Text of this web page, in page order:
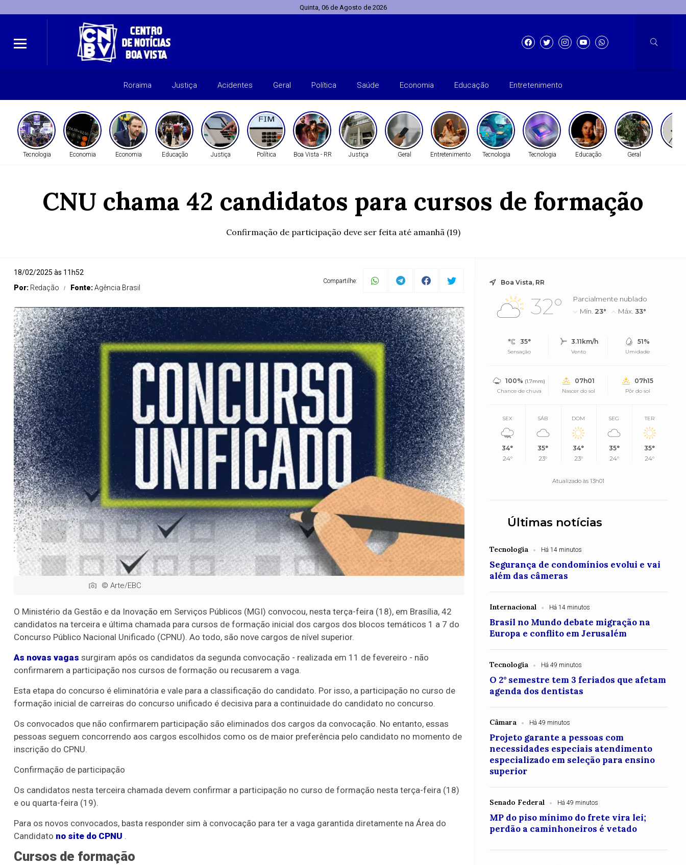
Quinta, 06 de Agosto de 2026
Roraima Justiça Acidentes Geral Política Saúde Economia Educação Entretenimento
Tecnologia Economia Economia Educação Justiça Política Boa Vista - RR Justiça Geral Entretenimento Tecnologia Tecnologia Educação Geral
CNU chama 42 candidatos para cursos de formação
Confirmação de participação deve ser feita até amanhã (19)
18/02/2025 às 11h52
Por: Redação Fonte:Agência Brasil
Compartilhe:
© Arte/EBC
O Ministério da Gestão e da Inovação em Serviços Públicos (MGI) convocou, nesta terça-feira (18), em Brasília, 42
candidatos na terceira e última chamada para cursos de formação inicial dos cargos dos blocos temáticos 1 a 7 do
Concurso Público Nacional Unificado (CPNU). Ao todo, são nove cargos de nível superior.
As novas vagas surgiram após os candidatos da segunda convocação - realizada em 11 de fevereiro - não
confirmarem a participação nos cursos de formação ou recusarem a vaga.
Esta etapa do concurso é eliminatória e vale para a classificação do candidato. Por isso, a participação no curso de
formação inicial de carreiras do concurso unificado é decisiva para a continuidade do candidato no concurso.
Os convocados que não confirmarem participação são eliminados dos cargos da convocação. No entanto, essas
pessoas seguem concorrendo aos cargos escolhidos como os de maior preferência pelo candidato no momento de
inscrição do CPNU.
Confirmação de participação
Os candidatos nesta terceira chamada devem confirmar a participação no curso de formação nesta terça-feira (18)
e ou quarta-feira (19).
Para os novos convocados, basta responder sim à convocação para ter a vaga garantida diretamente na Área do
Candidato no site do CPNU .
Cursos de formação
Boa Vista, RR
32°
Parcialmente nublado
Mín. 23° Máx.33°
35°
Sensação
3.11km/h
Vento
51%
Umidade
100% (1.7mm)
Chance de chuva
07h01
Nascer do sol
07h15
Pôr do sol
SEX
34°
24°
SÁB
35°
23°
DOM
34°
23°
SEG
35°
24°
TER
35°
24°
Atualizado às 13h01
Últimas notícias
Tecnologia Há 14 minutos
Segurança de condomínios evolui e vai
além das câmeras
Internacional Há 14 minutos
Brasil no Mundo debate migração na
Europa e conflito em Jerusalém
Tecnologia Há 49 minutos
O 2° semestre tem 3 feriados que afetam
agenda dos dentistas
Câmara Há 49 minutos
Projeto garante a pessoas com
necessidades especiais atendimento
especializado em seleção para ensino
superior
Senado Federal Há 49 minutos
MP do piso mínimo do frete vira lei;
perdão a caminhoneiros é vetado